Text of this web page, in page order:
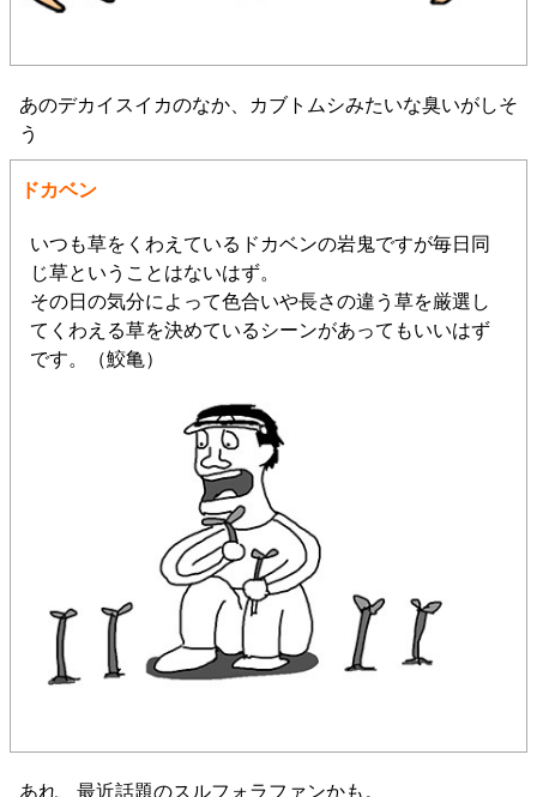
あのデカイスイカのなか、カブトムシみたいな臭いがしそ
う
ドカベン
いつも草をくわえているドカベンの岩鬼ですが毎日同
じ草ということはないはず。
その日の気分によって色合いや長さの違う草を厳選し
てくわえる草を決めているシーンがあってもいいはず
です。（鮫亀）
あれ、最近話題のスルフォラファンかも。